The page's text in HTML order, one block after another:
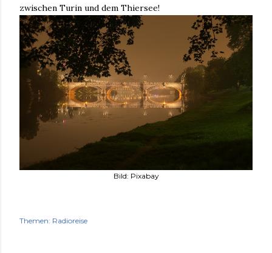
zwischen Turin und dem Thiersee!
Bild: Pixabay
Themen: Radioreise